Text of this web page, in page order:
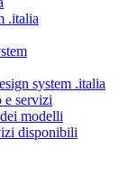
.italia
system .italia
e servizi
modelli
disponibili